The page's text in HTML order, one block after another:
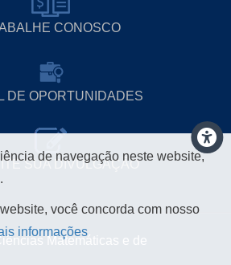
CONOSCO
DE OPORTUNIDADES
SUA DIVULGAÇÃO
Matemáticas e de
de navegação neste website,
você concorda com nosso
informações